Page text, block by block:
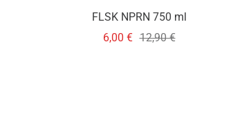
FLSK NPRN 750 ml
Angebotspreis
6,00 € Regulärer
12,90 €